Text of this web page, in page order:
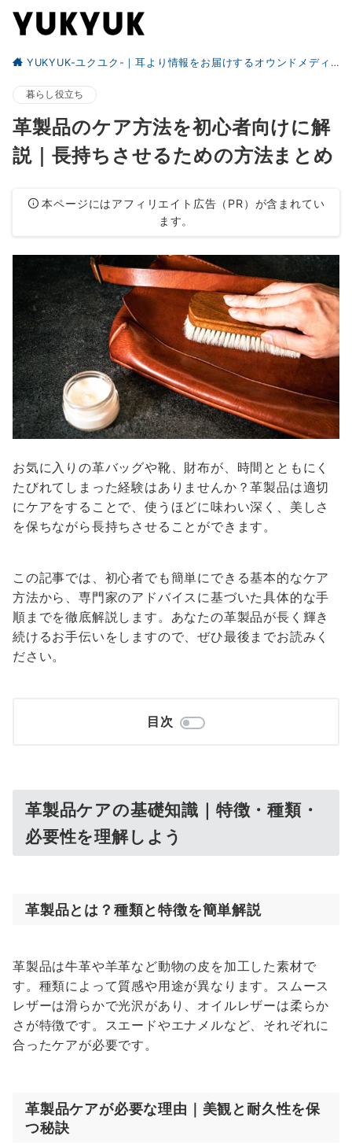
YUKYUK-ユクユク-｜耳より情報をお届けするオウンドメディア
暮らし役立ち
革製品のケア方法を初心者向けに解
説｜長持ちさせるための方法まとめ
本ページにはアフィリエイト広告（PR）が含まれてい
ます。
お気に入りの革バッグや靴、財布が、時間とともにく
たびれてしまった経験はありませんか？革製品は適切
にケアをすることで、使うほどに味わい深く、美しさ
を保ちながら長持ちさせることができます。
この記事では、初心者でも簡単にできる基本的なケア
方法から、専門家のアドバイスに基づいた具体的な手
順までを徹底解説します。あなたの革製品が長く輝き
続けるお手伝いをしますので、ぜひ最後までお読みく
ださい。
目次
革製品ケアの基礎知識｜特徴・種類・
必要性を理解しよう
革製品とは？種類と特徴を簡単解説
革製品は牛革や羊革など動物の皮を加工した素材で
す。種類によって質感や用途が異なります。スムース
レザーは滑らかで光沢があり、オイルレザーは柔らか
さが特徴です。スエードやエナメルなど、それぞれに
合ったケアが必要です。
革製品ケアが必要な理由｜美観と耐久性を保
つ秘訣